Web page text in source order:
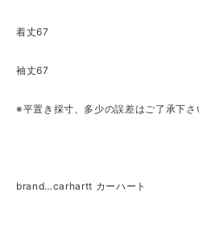
着丈67
袖丈67
※平置き採寸、多少の誤差はご了承下さ
brand…carhartt カーハート